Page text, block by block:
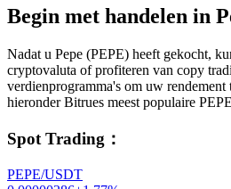
Begin met handelen in
Nadat u Pepe (PEPE) heeft gekocht,
cryptovaluta of profiteren van copy
verdienprogramma's om uw rendement
hieronder Bitrues meest populaire
Spot Trading ：
PEPE/USDT